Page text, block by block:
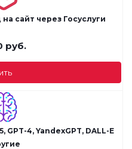
сайт через Госуслуги
руб.
GPT-4, YandexGPT, DALL-E